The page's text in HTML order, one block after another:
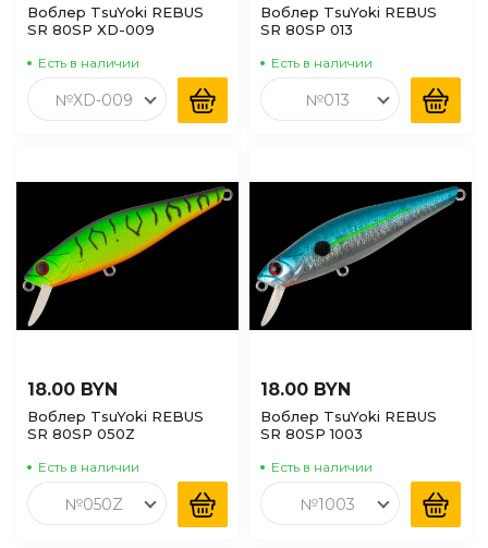
Воблер TsuYoki REBUS
SR 80SP XD-009
Есть в наличии
№XD-009
Воблер TsuYoki REBUS
SR 80SP 013
Есть в наличии
№013
18.00 BYN
Воблер TsuYoki REBUS
SR 80SP 050Z
Есть в наличии
№050Z
18.00 BYN
Воблер TsuYoki REBUS
SR 80SP 1003
Есть в наличии
№1003